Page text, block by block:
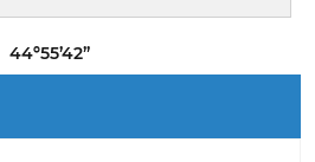
44º55’42”